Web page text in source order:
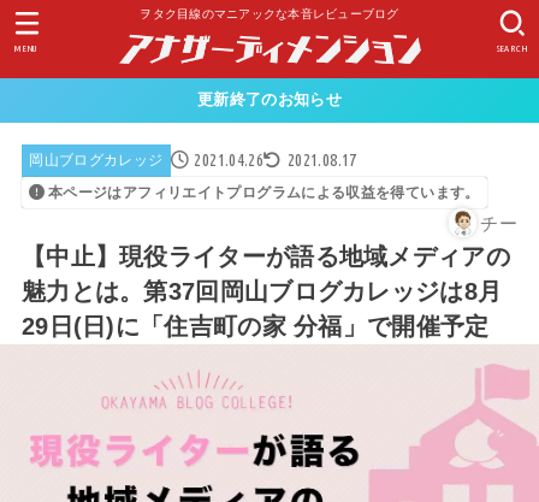
ヲタク目線のマニアックな本音レビューブログ
SEARCH
MENU
更新終了のお知らせ
岡山ブログカレッジ 2021.04.26 2021.08.17
本ページはアフィリエイトプログラムによる収益を得ています。
チー
【中止】現役ライターが語る地域メディアの
魅力とは。第37回岡山ブログカレッジは8月
29日(日)に「住吉町の家 分福」で開催予定